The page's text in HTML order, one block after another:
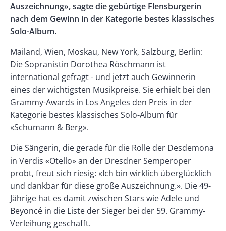
Auszeichnung», sagte die gebürtige Flensburgerin
nach dem Gewinn in der Kategorie bestes klassisches
Solo-Album.
Mailand, Wien, Moskau, New York, Salzburg, Berlin:
Die Sopranistin Dorothea Röschmann ist
international gefragt - und jetzt auch Gewinnerin
eines der wichtigsten Musikpreise. Sie erhielt bei den
Grammy-Awards in Los Angeles den Preis in der
Kategorie bestes klassisches Solo-Album für
«Schumann & Berg».
Die Sängerin, die gerade für die Rolle der Desdemona
in Verdis «Otello» an der Dresdner Semperoper
probt, freut sich riesig: «Ich bin wirklich überglücklich
und dankbar für diese große Auszeichnung.». Die 49-
Jährige hat es damit zwischen Stars wie Adele und
Beyoncé in die Liste der Sieger bei der 59. Grammy-
Verleihung geschafft.